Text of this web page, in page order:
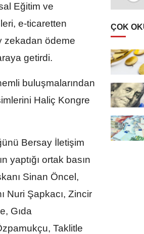
Eğitim ve
e-ticaretten
zekadan ödeme
getirdi.
buluşmalarından
Haliç Kongre
Bersay İletişim
yaptığı ortak basın
Sinan Öncel,
Nuri Şapkacı, Zincir
Gıda
Taklitle
ÇOK